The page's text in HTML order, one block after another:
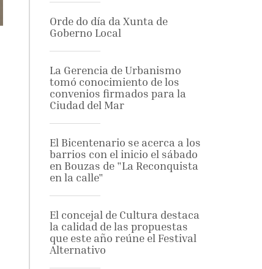
Orde do día da Xunta de
Goberno Local
La Gerencia de Urbanismo
tomó conocimiento de los
convenios firmados para la
Ciudad del Mar
El Bicentenario se acerca a los
barrios con el inicio el sábado
en Bouzas de "La Reconquista
en la calle"
El concejal de Cultura destaca
la calidad de las propuestas
que este año reúne el Festival
Alternativo